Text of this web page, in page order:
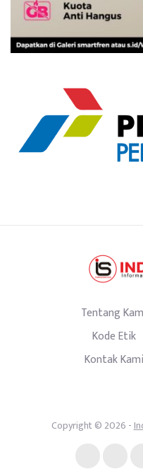
Tentang
Kode Etik
Kontak Kami
Copyright © 2026 -